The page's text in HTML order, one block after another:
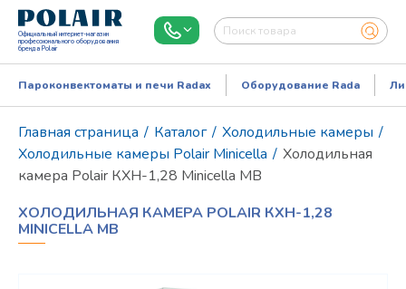
Официальный интернет-магазин
профессионального оборудования
бренда Polair
Пароконвектоматы и печи Radax Оборудование Rada
Главная страница / Каталог / Холодильные камеры /
Холодильные камеры Polair Minicella / Холодильная
камера Polair КХН-1,28 Minicella МB
ХОЛОДИЛЬНАЯ КАМЕРА POLAIR КХН-1,28
MINICELLA МB